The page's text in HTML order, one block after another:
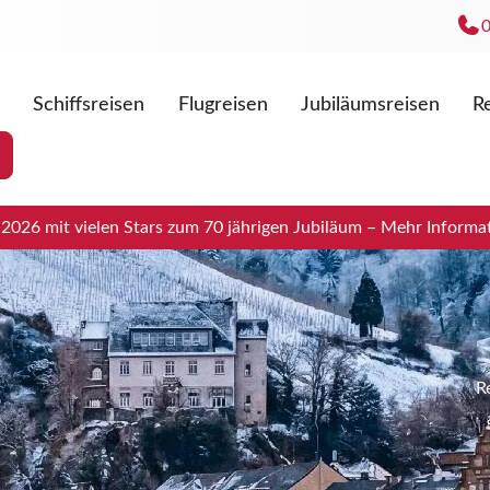
Mo. -
Schiffsreisen Flugreisen Jubiläumsreisen
mit vielen Stars zum 70 jährigen Jubiläum – Mehr